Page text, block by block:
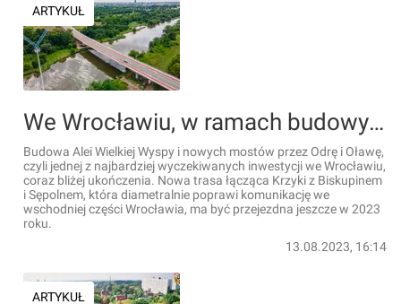
ARTYKUŁ
We Wrocławiu, w ramach budowy Alei Wielkiej Wyspy, powstały dwa nowe mosty [FILMY + ZDJĘCIA]
Budowa Alei Wielkiej Wyspy i nowych mostów przez Odrę i Oławę,
czyli jednej z najbardziej wyczekiwanych inwestycji we Wrocławiu,
coraz bliżej ukończenia. Nowa trasa łącząca Krzyki z Biskupinem
i Sępolnem, która diametralnie poprawi komunikację we
wschodniej części Wrocławia, ma być przejezdna jeszcze w 2023
roku.
13.08.2023, 16:14
ARTYKUŁ